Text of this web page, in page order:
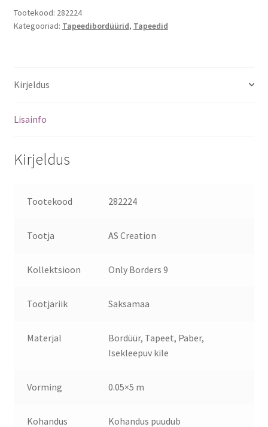
Tootekood: 282224
Kategooriad: Tapeedibordüürid, Tapeedid
Kirjeldus
Lisainfo
Kirjeldus
Tootekood 282224
Tootja AS Creation
Kollektsioon Only Borders 9
Tootjariik Saksamaa
Materjal
Bordüür, Tapeet, Paber,
Isekleepuv kile
Vorming 0.05×5 m
Kohandus Kohandus puudub